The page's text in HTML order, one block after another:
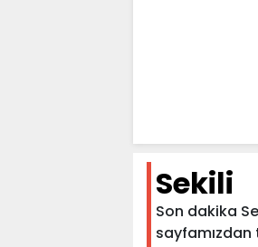
Sekili
Son dakika
sayfamızdan